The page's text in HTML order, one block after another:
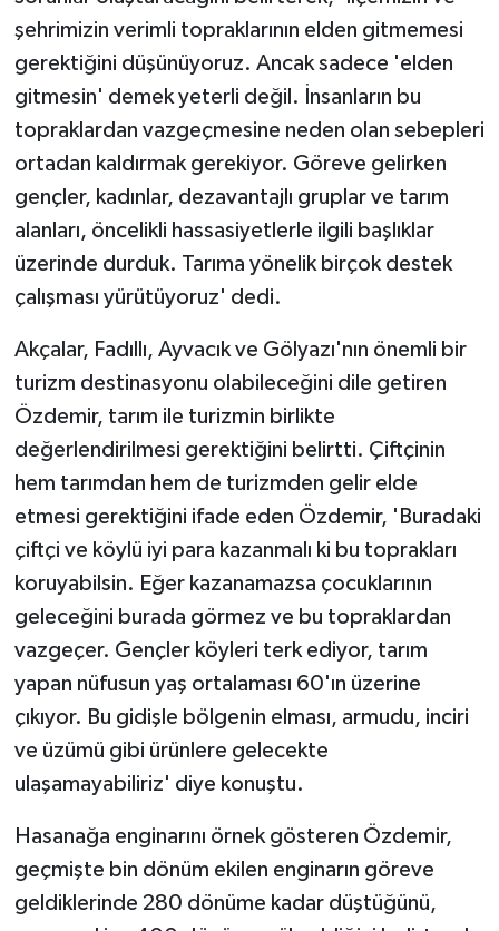
şehrimizin verimli topraklarının elden gitmemesi
gerektiğini düşünüyoruz. Ancak sadece 'elden
gitmesin' demek yeterli değil. İnsanların bu
topraklardan vazgeçmesine neden olan sebepleri
ortadan kaldırmak gerekiyor. Göreve gelirken
gençler, kadınlar, dezavantajlı gruplar ve tarım
alanları, öncelikli hassasiyetlerle ilgili başlıklar
üzerinde durduk. Tarıma yönelik birçok destek
çalışması yürütüyoruz' dedi.
Akçalar, Fadıllı, Ayvacık ve Gölyazı'nın önemli bir
turizm destinasyonu olabileceğini dile getiren
Özdemir, tarım ile turizmin birlikte
değerlendirilmesi gerektiğini belirtti. Çiftçinin
hem tarımdan hem de turizmden gelir elde
etmesi gerektiğini ifade eden Özdemir, 'Buradaki
çiftçi ve köylü iyi para kazanmalı ki bu toprakları
koruyabilsin. Eğer kazanamazsa çocuklarının
geleceğini burada görmez ve bu topraklardan
vazgeçer. Gençler köyleri terk ediyor, tarım
yapan nüfusun yaş ortalaması 60'ın üzerine
çıkıyor. Bu gidişle bölgenin elması, armudu, inciri
ve üzümü gibi ürünlere gelecekte
ulaşamayabiliriz' diye konuştu.
Hasanağa enginarını örnek gösteren Özdemir,
geçmişte bin dönüm ekilen enginarın göreve
geldiklerinde 280 dönüme kadar düştüğünü,
YAŞAM
YEREL
Yerel Haberler